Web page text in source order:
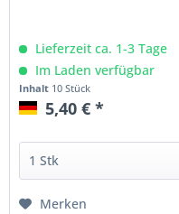
Lieferzeit ca. 1-3 Tage
Im Laden verfügbar
Inhalt 10 Stück
5,40 € *
Merken